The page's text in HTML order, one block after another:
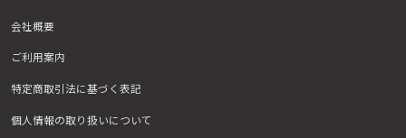
会社概要
ご利用案内
特定商取引法に基づく表記
個人情報の取り扱いについて